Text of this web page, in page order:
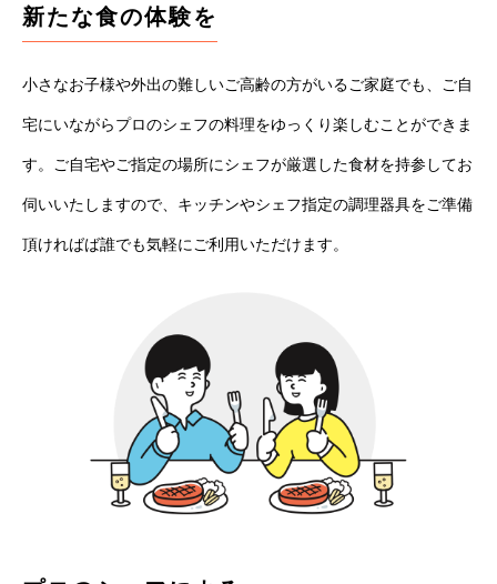
新たな食の体験を
小さなお子様や外出の難しいご高齢の方がいるご家庭でも、ご自
宅にいながらプロのシェフの料理をゆっくり楽しむことができま
す。ご自宅やご指定の場所にシェフが厳選した食材を持参してお
伺いいたしますので、キッチンやシェフ指定の調理器具をご準備
頂ければば誰でも気軽にご利用いただけます。